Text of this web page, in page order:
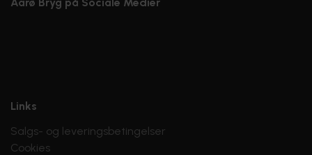
Links
Salgs- og leveringsbetingelser
Cookies